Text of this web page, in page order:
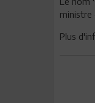
ministre
Plus